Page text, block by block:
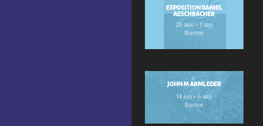
EXPOSITION DANIEL
AESCHBACHER
26 aoû > 1 sep
Bienne
JOHN M ARMLEDER
14 jun > 6 sep
Bienne